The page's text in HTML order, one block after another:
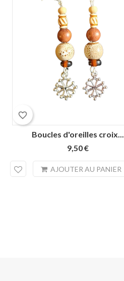
favorite_border
Boucles d'oreilles croix...
9,50 €
AJOUTER AU PANIER